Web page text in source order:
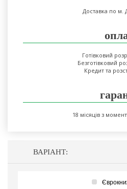
Доставка по м.
Готівковий
Безготівковий
Кредит та
18 місяців з
ВАРІАНТ: